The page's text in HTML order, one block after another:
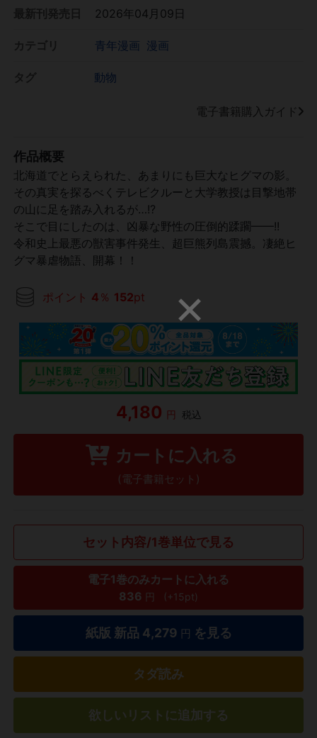
2026年04月09日
青年漫画 漫画
動物
電子書籍購入ガイド
作品概要
北海道でとらえられた、あまりにも巨大なヒグマの影。
その真実を探るべくテレビクルーと大学教授は目撃地帯
の山に足を踏み入れるが…!?
そこで目にしたのは、凶暴な野性の圧倒的蹂躙——!!
令和史上最悪の獣害事件発生、超巨熊列島震撼。凄絶ヒ
グマ暴虐物語、開幕！！
ポイント 4 ％ 152pt
4,180 円 税込
カートに入れる
(電子書籍セット)
セット内容/1巻単位で見る
電子1巻のみカートに入れる
836 円 (+15pt)
紙版 新品 4,279 円 を見る
タダ読み
欲しいリストに追加する